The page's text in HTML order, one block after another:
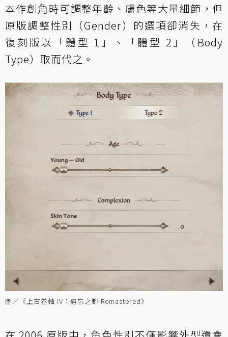
本作創角時可調整年齡、膚色等大量細節，但
原版調整性別（Gender）的選項卻消失，在
復刻版以「體型 1」、「體型 2」（Body
Type）取而代之。
圖／《上古卷軸 IV：遺忘之都 Remastered》